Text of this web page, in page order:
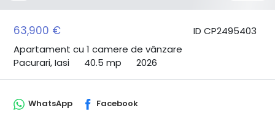
ID CP2495403
63,900 €
Apartament cu 1 camere de vânzare
Pacurari, Iasi
40.5 mp 2026
WhatsApp Facebook